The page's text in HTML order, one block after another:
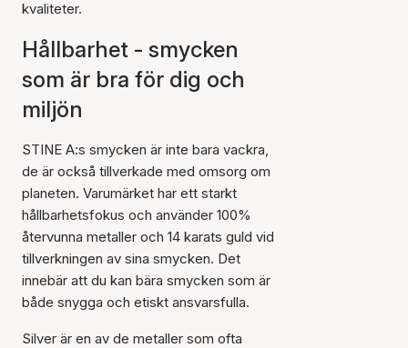
kvaliteter.
Hållbarhet - smycken
som är bra för dig och
miljön
STINE A:s smycken är inte bara vackra,
de är också tillverkade med omsorg om
planeten. Varumärket har ett starkt
hållbarhetsfokus och använder 100%
återvunna metaller och 14 karats guld vid
tillverkningen av sina smycken. Det
innebär att du kan bära smycken som är
både snygga och etiskt ansvarsfulla.
Silver är en av de metaller som ofta